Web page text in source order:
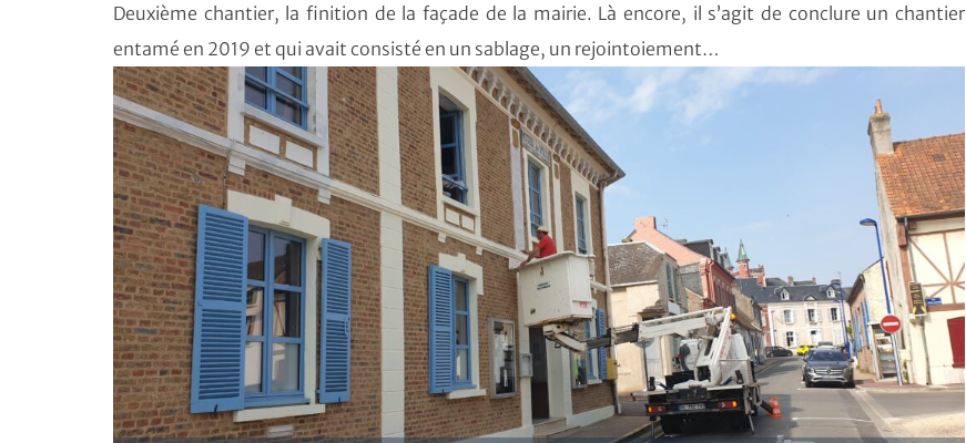
Deuxième chantier, la finition de la façade de la mairie. Là encore, il s’agit de conclure un chantier
entamé en 2019 et qui avait consisté en un sablage, un rejointoiement…